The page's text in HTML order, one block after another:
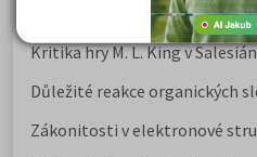
Karel Havlíček Borovský:
Kritika hry M. L. King v
Důležité reakce organických
Zákonitosti v elektronové